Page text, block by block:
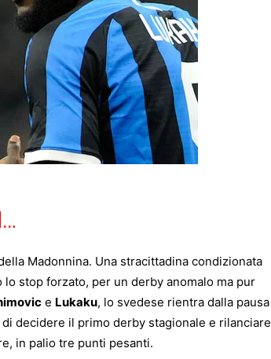
Madonnina. Una stracittadina condizionata
stop forzato, per un derby anomalo ma pur
e Lukaku, lo svedese rientra dalla pausa
decidere il primo derby stagionale e rilanciare
in palio tre punti pesanti.